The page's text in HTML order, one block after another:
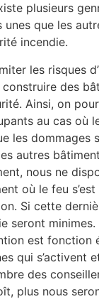
plusieurs
que les
incendie.
les risques
des
Ainsi, on
au cas où
les dommages
autres
nous ne
où le feu
Si cette
seront
est fonction
qui s’activent
des
plus nous